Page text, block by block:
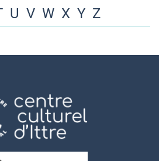
U V W X Y Z